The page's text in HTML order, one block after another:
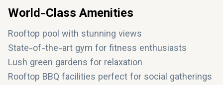
World-Class Amenities
Rooftop pool with stunning views
State-of-the-art gym for fitness enthusiasts
Lush green gardens for relaxation
Rooftop BBQ facilities perfect for social gatherings